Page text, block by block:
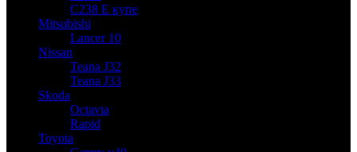
C238 E купе
Mitsubishi
Lancer 10
Nissan
Teana J32
Teana J33
Skoda
Octavia
Rapid
Toyota